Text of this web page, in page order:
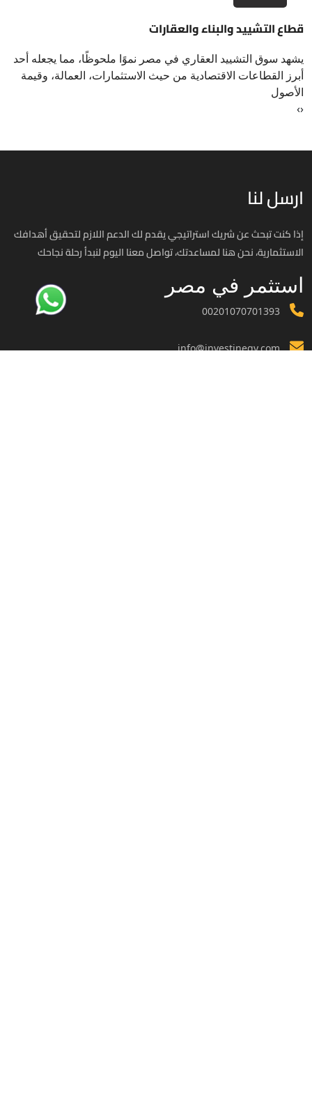
قطاع التشييد والبناء والعقارات
يشهد سوق التشييد العقاري في مصر نموًا ملحوظًا، مما يجعله أحد
أبرز القطاعات الاقتصادية من حيث الاستثمارات، العمالة، وقيمة
الأصول
‹
›
ارسل لنا
إذا كنت تبحث عن شريك استراتيجي يقدم لك الدعم اللازم لتحقيق أهدافك
الاستثمارية، نحن هنا لمساعدتك، تواصل معنا اليوم لنبدأ رحلة نجاحك
استثمر في مصر
00201070701393
info@investinegy.com